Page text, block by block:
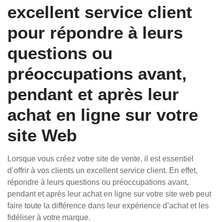
excellent service client
pour répondre à leurs
questions ou
préoccupations avant,
pendant et après leur
achat en ligne sur votre
site Web
Lorsque vous créez votre site de vente, il est essentiel
d’offrir à vos clients un excellent service client. En effet,
répondre à leurs questions ou préoccupations avant,
pendant et après leur achat en ligne sur votre site web peut
faire toute la différence dans leur expérience d’achat et les
fidéliser à votre marque.